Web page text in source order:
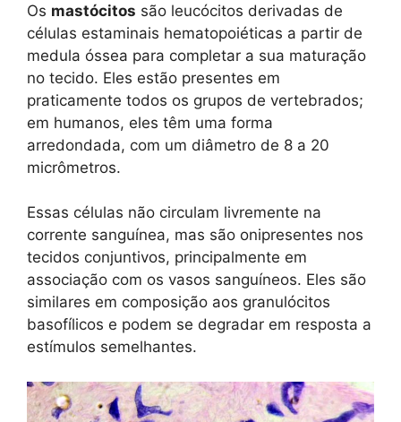
Os mastócitos são leucócitos derivadas de
células estaminais hematopoiéticas a partir de
medula óssea para completar a sua maturação
no tecido. Eles estão presentes em
praticamente todos os grupos de vertebrados;
em humanos, eles têm uma forma
arredondada, com um diâmetro de 8 a 20
micrômetros.
Essas células não circulam livremente na
corrente sanguínea, mas são onipresentes nos
tecidos conjuntivos, principalmente em
associação com os vasos sanguíneos. Eles são
similares em composição aos granulócitos
basofílicos e podem se degradar em resposta a
estímulos semelhantes.